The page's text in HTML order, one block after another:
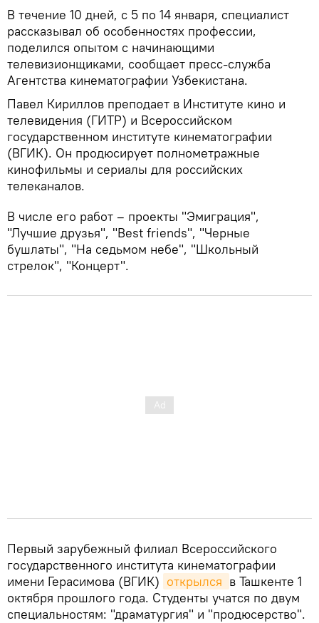
В течение 10 дней, с 5 по 14 января, специалист
рассказывал об особенностях профессии,
поделился опытом с начинающими
телевизионщиками, сообщает пресс-служба
Агентства кинематографии Узбекистана.
Павел Кириллов преподает в Институте кино и
телевидения (ГИТР) и Всероссийском
государственном институте кинематографии
(ВГИК). Он продюсирует полнометражные
кинофильмы и сериалы для российских
телеканалов.
В числе его работ – проекты "Эмиграция",
"Лучшие друзья", "Best friends", "Черные
бушлаты", "На седьмом небе", "Школьный
стрелок", "Концерт".
Первый зарубежный филиал Всероссийского
государственного института кинематографии
имени Герасимова (ВГИК) открылся в Ташкенте 1
октября прошлого года. Студенты учатся по двум
специальностям: "драматургия" и "продюсерство".